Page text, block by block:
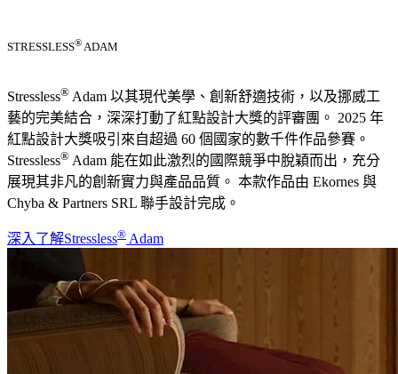
STRESSLESS®ADAM
Stressless® Adam 以其現代美學、創新舒適技術，以及挪威工
藝的完美結合，深深打動了紅點設計大獎的評審團。 2025 年
紅點設計大獎吸引來自超過 60 個國家的數千件作品參賽。
Stressless® Adam 能在如此激烈的國際競爭中脫穎而出，充分
展現其非凡的創新實力與產品品質。 本款作品由 Ekornes 與
Chyba & Partners SRL 聯手設計完成。
深入了解Stressless® Adam